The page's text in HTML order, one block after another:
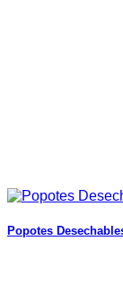
Popotes